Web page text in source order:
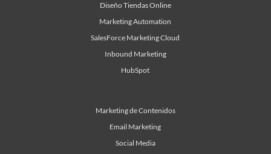
Diseño Tiendas Online
Marketing Automation
SalesForce Marketing Cloud
Inbound Marketing
HubSpot
Marketing de Contenidos
Email Marketing
Social Media